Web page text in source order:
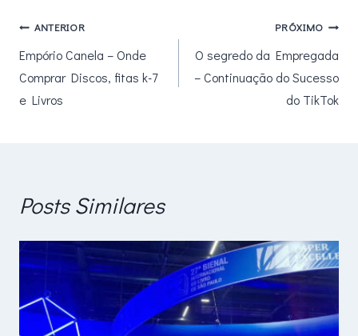
Navegação
de
Post
ANTERIOR
Empório Canela – Onde
Comprar Discos, fitas k-7
e Livros
PRÓXIMO
O segredo da Empregada
– Continuação do Sucesso
do TikTok
Posts Similares